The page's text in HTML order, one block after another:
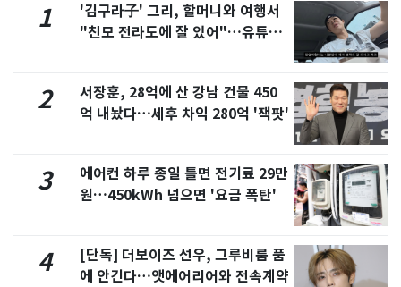
1
'김구라子' 그리, 할머니와 여행서
"친모 전라도에 잘 있어"…유튜브
2
서장훈, 28억에 산 강남 건물 450
억 내놨다…세후 차익 280억 '잭팟'
3
에어컨 하루 종일 틀면 전기료 29만
원…450kWh 넘으면 '요금 폭탄'
4
[단독] 더보이즈 선우, 그루비룸 품
에 안긴다…앳에어리어와 전속계약